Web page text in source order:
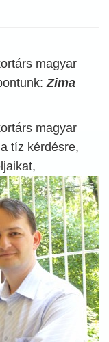
magyar
Zima
magyar
tíz kérdésre,